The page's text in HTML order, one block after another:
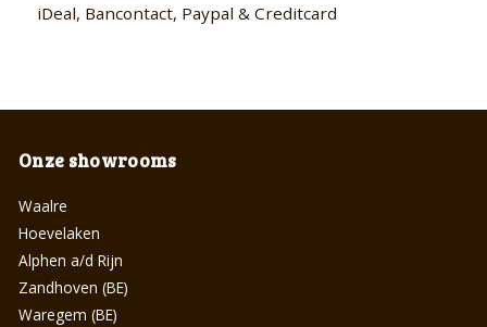
iDeal, Bancontact, Paypal & Creditcard
Onze showrooms
Waalre
Hoevelaken
Alphen a/d Rijn
Zandhoven (BE)
Waregem (BE)